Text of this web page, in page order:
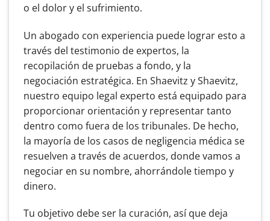
o el dolor y el sufrimiento.
Un abogado con experiencia puede lograr esto a
través del testimonio de expertos, la
recopilación de pruebas a fondo, y la
negociación estratégica. En Shaevitz y Shaevitz,
nuestro equipo legal experto está equipado para
proporcionar orientación y representar tanto
dentro como fuera de los tribunales. De hecho,
la mayoría de los casos de negligencia médica se
resuelven a través de acuerdos, donde vamos a
negociar en su nombre, ahorrándole tiempo y
dinero.
Tu objetivo debe ser la curación, así que deja